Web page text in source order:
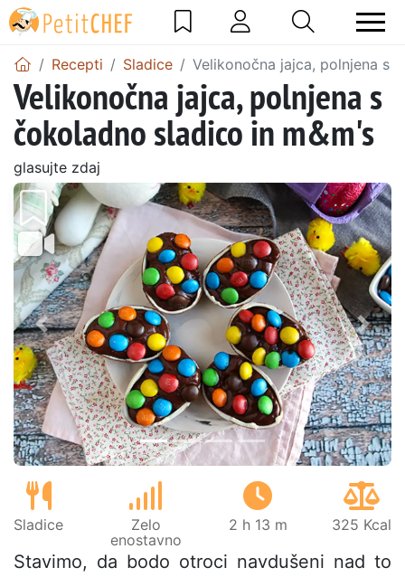
Recepti Sladice Velikonočna jajca, polnjena s
Velikonočna jajca, polnjena s
čokoladno sladico in m&m's
glasujte zdaj
Prejšnji
Sladice
Zelo
enostavno
2 h 13 m 325 Kcal
Stavimo, da bodo otroci navdušeni nad to